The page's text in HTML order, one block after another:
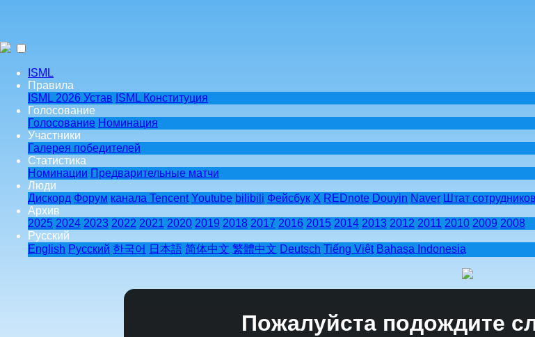
ISML
Правила
ISML 2026 Устав ISML Конституция
Голосование
Голосование Номинация
Участники
Галерея победителей
Статистика
Номинации Предварительные матчи
Люди
Дискорд Форум канала Tencent Youtube bilibili Фейсбук X REDnote Douyin Naver Штат сотрудников
Архив
2025 2024 2023 2022 2021 2020 2019 2018 2017 2016 2015 2014 2013 2012 2011 2010 2009 2008
Pусский
English Pусский 한국어 日本語 简体中文 繁體中文 Deutsch Tiếng Việt Bahasa Indonesia
Пожалуйста подождите